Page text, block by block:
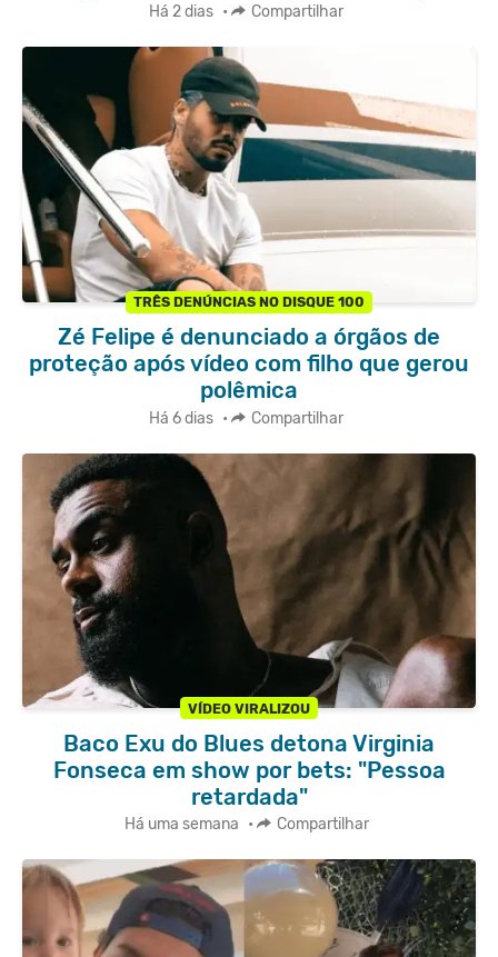
Há 2 dias • Compartilhar
TRÊS DENÚNCIAS NO DISQUE 100
Zé Felipe é denunciado a órgãos de
proteção após vídeo com filho que gerou
polêmica
Há 6 dias • Compartilhar
VÍDEO VIRALIZOU
Baco Exu do Blues detona Virginia
Fonseca em show por bets: "Pessoa
retardada"
Há uma semana • Compartilhar